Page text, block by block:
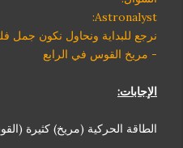
Astronalyst:
نرجع للبداية ونحاول نكون جمل
- مريخ القوس في الرابع
الإجابات:
الطاقة الحركية (مريخ) كثيرة